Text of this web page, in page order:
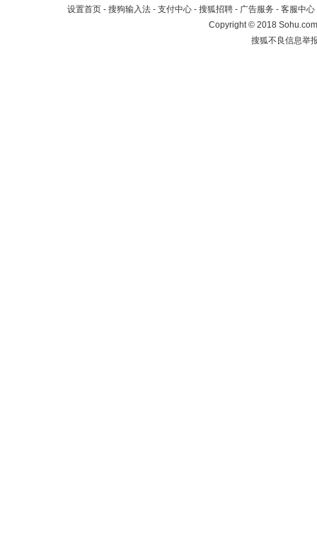
设置首页 - 搜狗输入法 - 支付中心 - 搜狐招聘 - 广告服务 - 客服中心
Copyright©2018
搜狐不良信息举